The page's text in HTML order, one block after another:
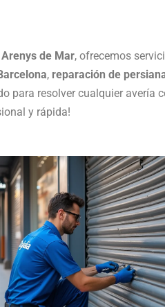
de Mar, ofrecemos
, reparación de
para resolver cualquier avería
y rápida!